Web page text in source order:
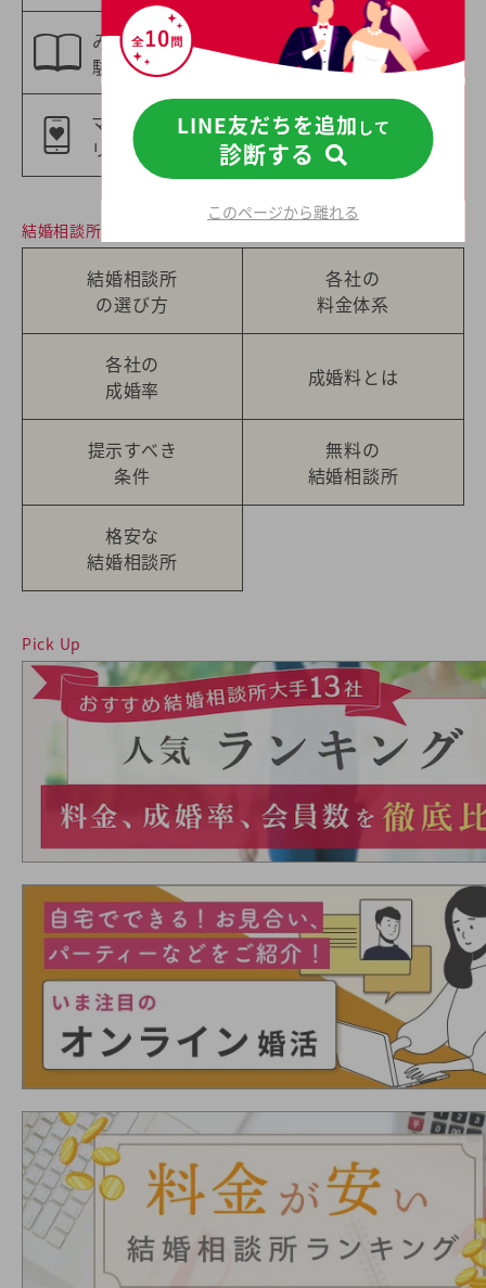
みんなの婚活体
験談
特集一覧
マッチングアプ
リ記事一覧
婚活意識のアン
ケート調査
結婚相談所について
結婚相談所
の選び方
各社の
料金体系
各社の
成婚率
成婚料とは
提示すべき
条件
無料の
結婚相談所
格安な
結婚相談所
Pick Up
LINE友だちを追加 して
診断する
このページから離れる